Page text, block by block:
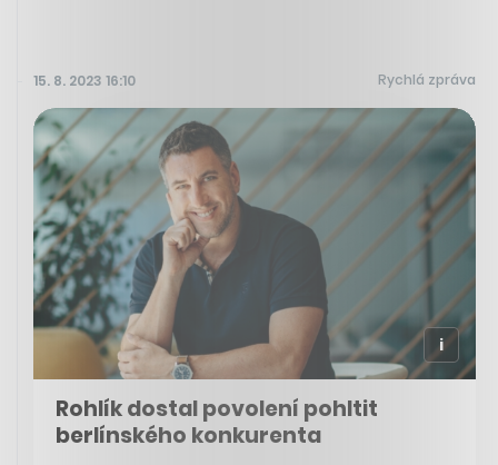
15. 8. 2023 16:10 Rychlá zpráva
Rohlík dostal povolení pohltit
berlínského konkurenta